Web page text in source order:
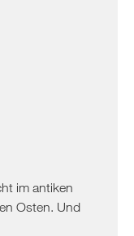
im antiken
Osten. Und